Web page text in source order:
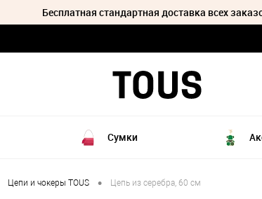
Бесплатная стандартная доставка всех
Сумки
Цепи и чокеры TOUS • Цепь из серебра, 60 см